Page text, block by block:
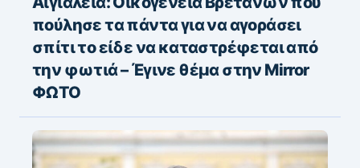
πούλησε τα πάντα για να αγοράσει
σπίτι το είδε να καταστρέφεται από
την φωτιά – Έγινε θέμα στην Mirror
ΦΩΤΟ